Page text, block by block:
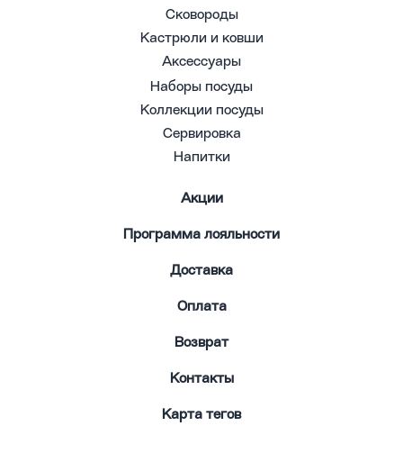
Сковороды
Кастрюли и ковши
Аксессуары
Наборы посуды
Коллекции посуды
Сервировка
Напитки
Акции
Программа лояльности
Доставка
Оплата
Возврат
Контакты
Карта тегов